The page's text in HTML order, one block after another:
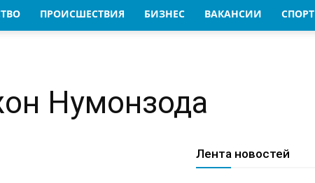
ПРОИСШЕСТВИЯ БИЗНЕС ВАКАНСИИ СПОРТ
Нумонзода
Лента новостей